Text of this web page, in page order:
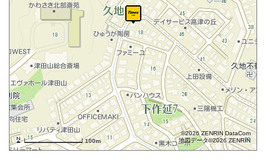
100m
©2026 ZENRIN DataCom
地図データ©2026 ZENRIN